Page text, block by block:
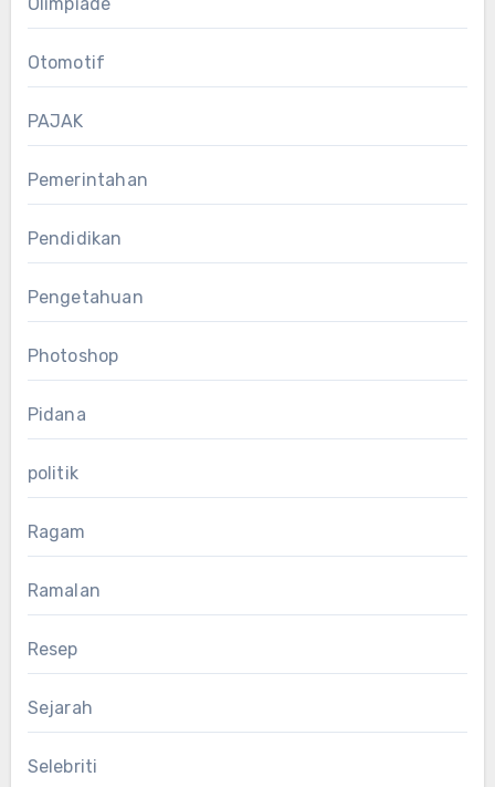
Otomotif
PAJAK
Pemerintahan
Pendidikan
Pengetahuan
Photoshop
Pidana
politik
Ragam
Ramalan
Resep
Sejarah
Selebriti